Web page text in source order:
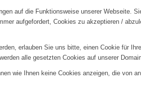
auf die Funktionsweise unserer Webseite.
aufgefordert, Cookies zu akzeptieren /
erlauben Sie uns bitte, einen Cookie für
alle gesetzten Cookies auf unserer
wie Ihnen keine Cookies anzeigen, die von